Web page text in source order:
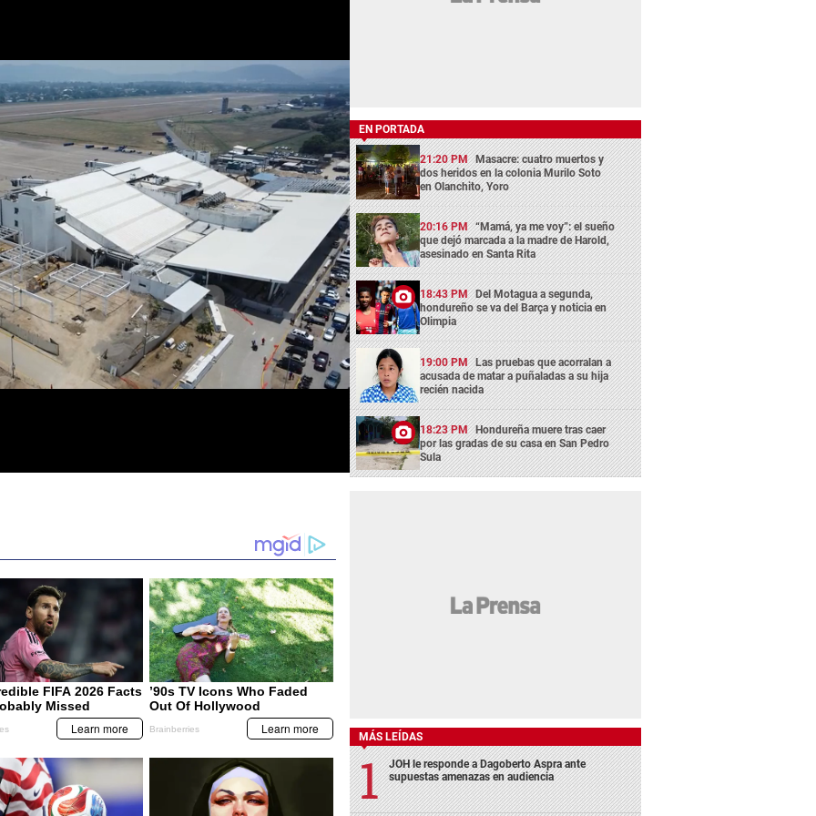
EN PORTADA
21:20 PM Masacre: cuatro muertos y
dos heridos en la colonia Murilo Soto
en Olanchito, Yoro
20:16 PM “Mamá, ya me voy”: el sueño
que dejó marcada a la madre de Harold,
asesinado en Santa Rita
18:43 PM Del Motagua a segunda,
hondureño se va del Barça y noticia en
Olimpia
19:00 PM Las pruebas que acorralan a
acusada de matar a puñaladas a su hija
recién nacida
18:23 PM Hondureña muere tras caer
por las gradas de su casa en San Pedro
Sula
MÁS LEÍDAS
JOH le responde a Dagoberto Aspra ante
supuestas amenazas en audiencia